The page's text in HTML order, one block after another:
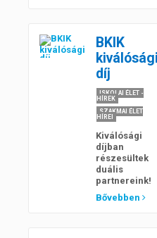
BKIK
kiválósági
díj
ISKOLAI ÉLET -
HÍREK
SZAKMAI ÉLET
HÍREI
Kiválósági
díjban
részesültek
duális
partnereink!
Bővebben